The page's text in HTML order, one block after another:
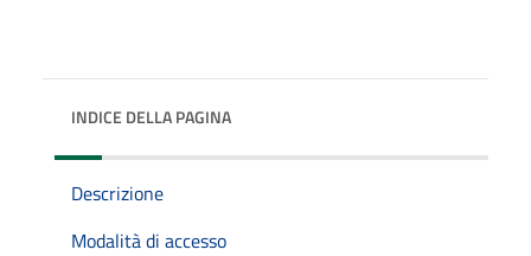
INDICE DELLA PAGINA
Descrizione
Modalità di accesso